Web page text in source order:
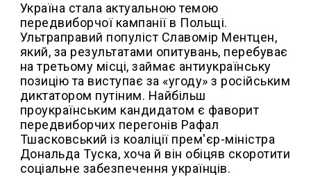
Україна стала актуальною темою
передвиборчої кампанії в Польщі.
Ультраправий популіст Славомір Ментцен,
який, за результатами опитувань, перебуває
на третьому місці, займає антиукраїнську
позицію та виступає за «угоду» з російським
диктатором путіним. Найбільш
проукраїнським кандидатом є фаворит
передвиборчих перегонів Рафал
Тшасковський із коаліції прем'єр-міністра
Дональда Туска, хоча й він обіцяв скоротити
соціальне забезпечення українців.